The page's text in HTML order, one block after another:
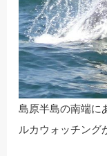
島原半島の南端に
ルカウォッチング